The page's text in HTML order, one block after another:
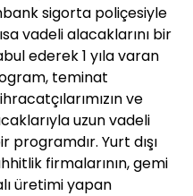
sigorta poliçesiyle
vadeli alacaklarını bir
ederek 1 yıla varan
teminat
ve
uzun vadeli
Yurt dışı
firmalarının, gemi
üretimi yapan